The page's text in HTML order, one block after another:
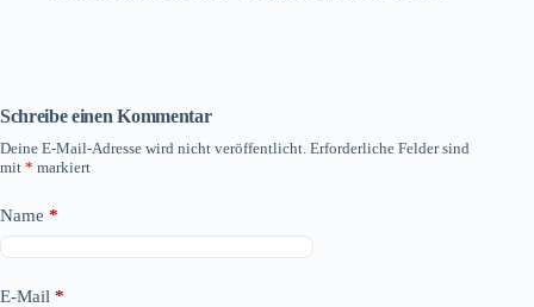
Schreibe einen Kommentar
Deine E-Mail-Adresse wird nicht veröffentlicht. Erforderliche Felder sind
mit * markiert
Name *
E-Mail *